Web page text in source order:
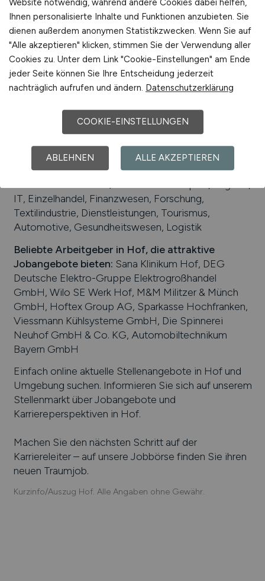
Verkehrslandeplatz Hof-Plauen, nächsten
internationale Flughäfen sind Flughafen
Leipzig/Halle und Nürnberg
Arbeiten in der Nähe vonHof :Kronach,
Gattendorf, Bayern, Oberfranken, Leupoldsgrün,
Köditz, Döhlau, Konradsreuth, Marktredwitz,
Universitäten/Hochschulen:Hochschule für
Angewandte Wissenschaften Hof, Fachakademie
für Sozialpädagogik, Hochschule für den
öffentlichen Dienst in Bayern
IT, Einzelhandel, Finanzwesen, Forschung,
Textilindustrie, Dienstleistungen, Tourismus,
Automotive, Gesundheitswesen, Logistik
Beliebte Arbeitgeber in Hof, die attraktive
Jobangebote bieten: Sana Klinikum Hof, DEG
Deutsche Elektro-Gruppe Elektrogroßhandel
GmbH, Wilo SE Werk Hof, M&M Militzer & Münch
GmbH, Hoftex Group AG, Sparkasse Hochfranken,
Viessmann Kühlsysteme GmbH, Die Spinnerei
Neuhof GmbH & Co. KG, Automobiltechnikum
Bayern GmbH
Einfach online aktuelle Stellenangebote in Hofund
Umgebung suchen. Informieren Sie sich auf unserem
Stellenmarkt über Jobangebote und
Karriereperspektiven in Hof.
Machen Sie den nächsten Schritt auf der
Karriereleiter – auf unsere Jobbörse finden Sie ihren
neuen Traumjob.
Kurzinfo/Auszug Hof. Alle Angaben ohne Gewähr.
Website notwendig, während andere Cookies dabei helfen,
Ihnen personalisierte Inhalte und Funktionen anzubieten. Sie
dienen außerdem anonymen Statistikzwecken. Wenn Sie auf
"Alle akzeptieren" klicken, stimmen Sie der Verwendung aller
Cookies zu. Unter dem Link "Cookie-Einstellungen" am Ende
jeder Seite können Sie Ihre Entscheidung jederzeit
nachträglich aufrufen und ändern. Datenschutzerklärung
COOKIE-EINSTELLUNGEN
ABLEHNEN ALLE AKZEPTIEREN